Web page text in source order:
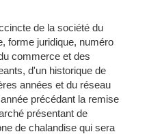
de la société du
forme juridique, numéro
commerce et des
d'un historique de
années et du réseau
précédant la remise
présentant de
de chalandise qui sera